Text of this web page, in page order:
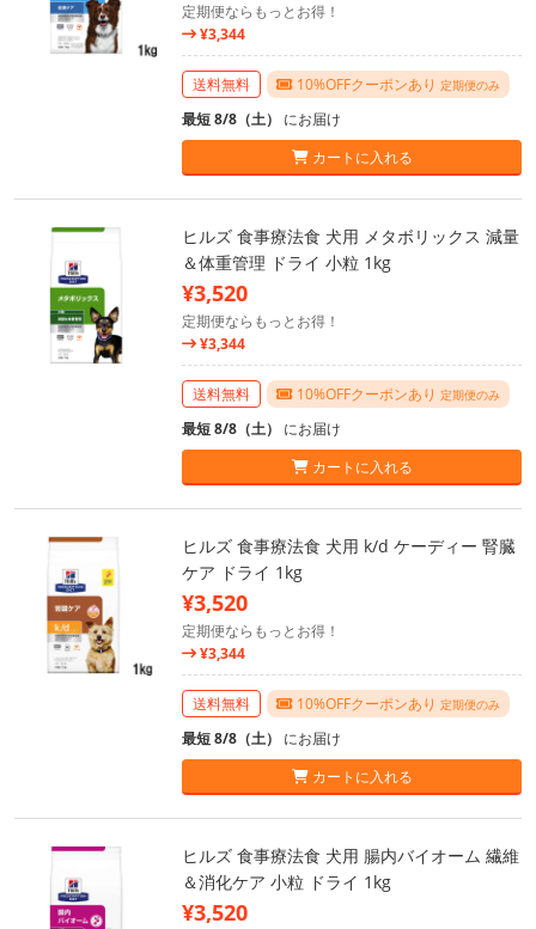
定期便ならもっとお得！
¥3,344
送料無料 10%OFFクーポンあり 定期便のみ
最短 8/8（土） にお届け
カートに入れる
ヒルズ 食事療法食 犬用 メタボリックス 減量
＆体重管理 ドライ 小粒 1kg
¥3,520
定期便ならもっとお得！
¥3,344
送料無料 10%OFFクーポンあり 定期便のみ
最短 8/8（土） にお届け
カートに入れる
ヒルズ 食事療法食 犬用 k/d ケーディー 腎臓
ケア ドライ 1kg
¥3,520
定期便ならもっとお得！
¥3,344
送料無料 10%OFFクーポンあり 定期便のみ
最短 8/8（土） にお届け
カートに入れる
ヒルズ 食事療法食 犬用 腸内バイオーム 繊維
＆消化ケア 小粒 ドライ 1kg
¥3,520